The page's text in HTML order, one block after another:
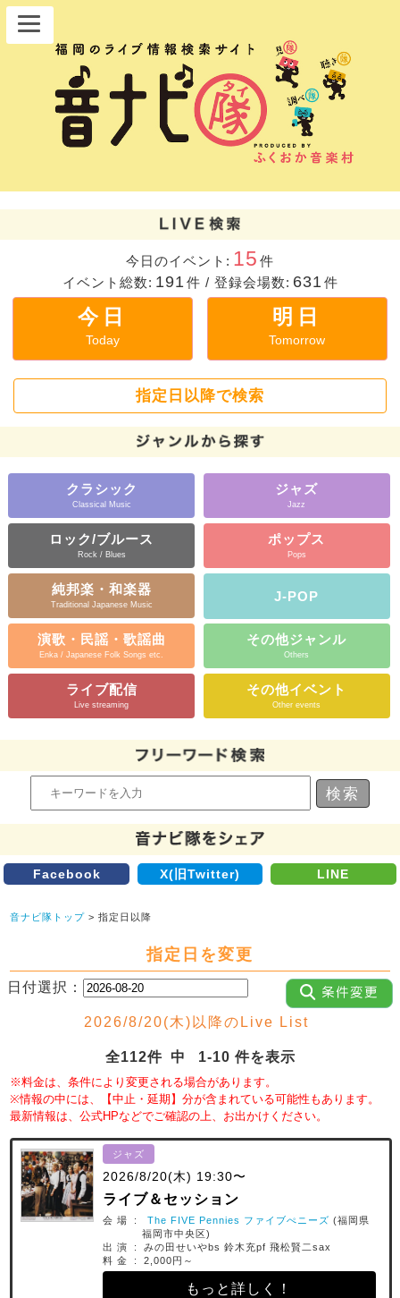
今日のイベント: 15 件
イベント総数: 191 件 / 登録会場数: 631 件
今日
Today
明日
Tomorrow
指定日以降で検索
クラシック
Classical Music
ジャズ
Jazz
ロック/ブルース
Rock / Blues
ポップス
Pops
純邦楽・和楽器
Traditional Japanese Music
J-POP
演歌・民謡・歌謡曲
Enka / Japanese Folk Songs etc.
その他ジャンル
Others
ライブ配信
Live streaming
その他イベント
Other events
Facebook X(旧Twitter) LINE
音ナビ隊トップ > 指定日以降
指定日を変更
日付選択：
2026/8/20(木)以降のLive List
全112件 中 1-10 件を表示
※料金は、条件により変更される場合があります。
※情報の中には、【中止・延期】分が含まれている可能性もあります。
最新情報は、公式HPなどでご確認の上、お出かけください。
ジャズ
2026/8/20(木) 19:30〜
ライブ＆セッション
会 場 : The FIVE Pennies ファイブぺニーズ (福岡県
福岡市中央区)
出 演 : みの田せいやbs 鈴木充pf 飛松賢二sax
料 金 : 2,000円～
もっと詳しく！